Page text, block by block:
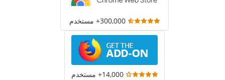
300,000+ مستخدم
14,000+ مستخدم